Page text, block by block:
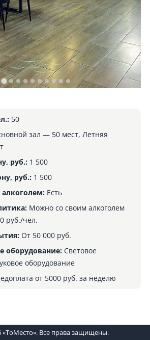
50
зал — 50 мест, Летняя
руб.:1 500
руб.:1 500
Есть
Можно со своим алкоголем
руб./чел.
От 50 000 руб.
оборудование:Световое
оборудование
от 5000 руб. за неделю
«ТоМесто». Все права защищены.